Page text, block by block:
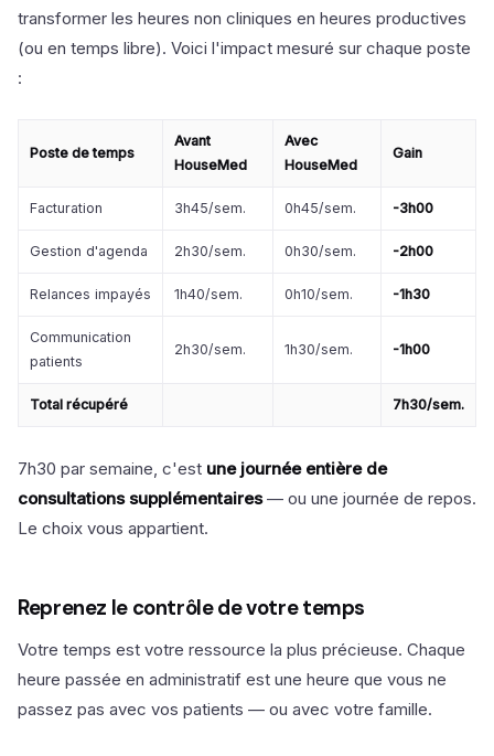
transformer les heures non cliniques en heures productives
(ou en temps libre). Voici l'impact mesuré sur chaque poste
:
Poste de temps
Avant
HouseMed
Avec
HouseMed
Gain
Facturation 3h45/sem. 0h45/sem. -3h00
Gestion d'agenda 2h30/sem. 0h30/sem. -2h00
Relances impayés 1h40/sem. 0h10/sem. -1h30
Communication
patients
2h30/sem. 1h30/sem. -1h00
Total récupéré 7h30/sem.
7h30 par semaine, c'est une journée entière de
consultations supplémentaires— ou une journée de repos.
Le choix vous appartient.
Reprenez le contrôle de votre temps
Votre temps est votre ressource la plus précieuse. Chaque
heure passée en administratif est une heure que vous ne
passez pas avec vos patients — ou avec votre famille.